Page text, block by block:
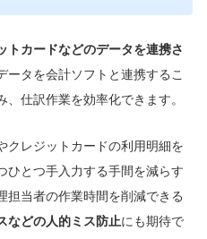
トカードなどのデータを連携さ
ータを会計ソフトと連携するこ
仕訳作業を効率化できます。
クレジットカードの利用明細を
ひとつ手入力する手間を減らす
担当者の作業時間を削減できる
などの人的ミス防止にも期待で